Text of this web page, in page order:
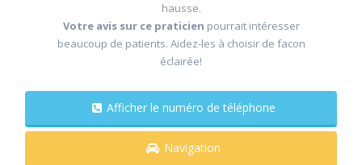
hausse.
Votre avis sur ce praticien pourrait intéresser
beaucoup de patients. Aidez-les à choisir de facon
éclairée!
Afficher le numéro de téléphone
Navigation